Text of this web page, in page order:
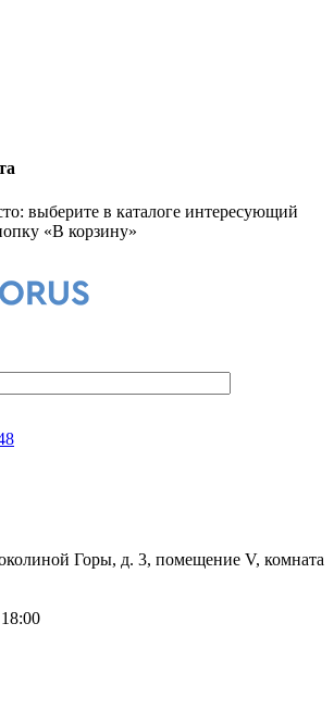
выберите в каталоге интересующий
«В корзину»
Горы, д. 3, помещение V, комната